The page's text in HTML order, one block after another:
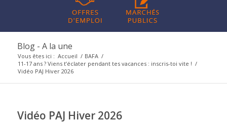
Blog - A la une
Vous êtes ici : Accueil / BAFA /
11-17 ans ? Viens t’éclater pendant tes vacances : inscris-toi vite ! /
Vidéo PAJ Hiver 2026
Vidéo PAJ Hiver 2026